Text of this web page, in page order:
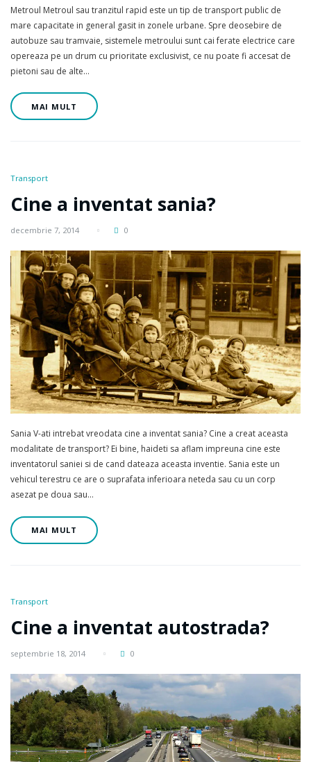
Metroul Metroul sau tranzitul rapid este un tip de transport public de
mare capacitate in general gasit in zonele urbane. Spre deosebire de
autobuze sau tramvaie, sistemele metroului sunt cai ferate electrice care
opereaza pe un drum cu prioritate exclusivist, ce nu poate fi accesat de
pietoni sau de alte…
MAI MULT
Transport
Cine a inventat sania?
decembrie 7, 2014 0
Sania V-ati intrebat vreodata cine a inventat sania? Cine a creat aceasta
modalitate de transport? Ei bine, haideti sa aflam impreuna cine este
inventatorul saniei si de cand dateaza aceasta inventie. Sania este un
vehicul terestru ce are o suprafata inferioara neteda sau cu un corp
asezat pe doua sau…
MAI MULT
Transport
Cine a inventat autostrada?
septembrie 18, 2014 0